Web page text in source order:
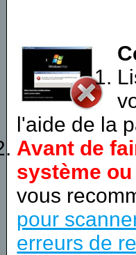
l'aide de la
Avant de
système
vous
pour
erreurs de